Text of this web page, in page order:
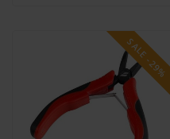
SALE -29%